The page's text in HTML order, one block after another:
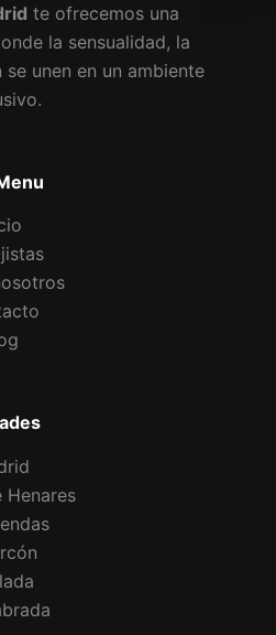
te ofrecemos una
la sensualidad, la
unen en un ambiente
Henares